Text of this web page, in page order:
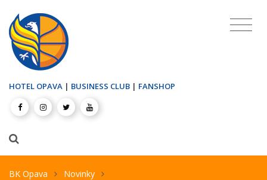
HOTEL OPAVA | BUSINESS CLUB | FANSHOP
BK Opava
Novinky